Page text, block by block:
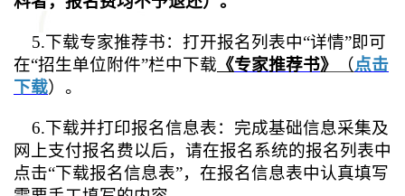
5.下载专家推荐书：打开报名列表中“详情”即可
在“招生单位附件”栏中下载 《专家推荐书》 （点击
下载）。
6.下载并打印报名信息表：完成基础信息采集及
网上支付报名费以后，请在报名系统的报名列表中
点击“下载报名信息表”，在报名信息表中认真填写